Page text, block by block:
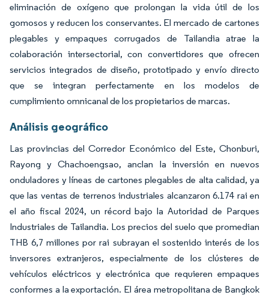
eliminación de oxígeno que prolongan la vida útil de los
gomosos y reducen los conservantes. El mercado de cartones
plegables y empaques corrugados de Tailandia atrae la
colaboración intersectorial, con convertidores que ofrecen
servicios integrados de diseño, prototipado y envío directo
que se integran perfectamente en los modelos de
cumplimiento omnicanal de los propietarios de marcas.
Análisis geográfico
Las provincias del Corredor Económico del Este, Chonburi,
Rayong y Chachoengsao, anclan la inversión en nuevos
onduladores y líneas de cartones plegables de alta calidad, ya
que las ventas de terrenos industriales alcanzaron 6.174 rai en
el año fiscal 2024, un récord bajo la Autoridad de Parques
Industriales de Tailandia. Los precios del suelo que promedian
THB 6,7 millones por rai subrayan el sostenido interés de los
inversores extranjeros, especialmente de los clústeres de
vehículos eléctricos y electrónica que requieren empaques
conformes a la exportación. El área metropolitana de Bangkok